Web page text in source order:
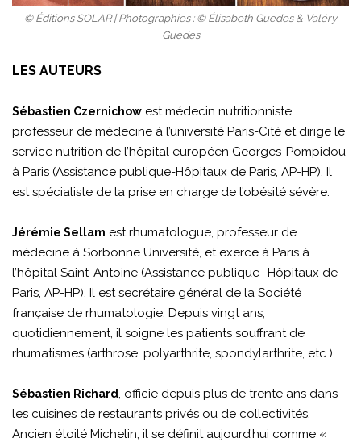
© Éditions SOLAR | Photographies : © Élisabeth Guedes & Valéry
Guedes
LES AUTEURS
Sébastien Czernichow est médecin nutritionniste,
professeur de médecine à l’université Paris-Cité et dirige le
service nutrition de l’hôpital européen Georges-Pompidou
à Paris (Assistance publique-Hôpitaux de Paris, AP-HP). Il
est spécialiste de la prise en charge de l’obésité sévère.
Jérémie Sellam est rhumatologue, professeur de
médecine à Sorbonne Université, et exerce à Paris à
l’hôpital Saint-Antoine (Assistance publique -Hôpitaux de
Paris, AP-HP). Il est secrétaire général de la Société
française de rhumatologie. Depuis vingt ans,
quotidiennement, il soigne les patients souffrant de
rhumatismes (arthrose, polyarthrite, spondylarthrite, etc.).
Sébastien Richard, officie depuis plus de trente ans dans
les cuisines de restaurants privés ou de collectivités.
Ancien étoilé Michelin, il se définit aujourd’hui comme «